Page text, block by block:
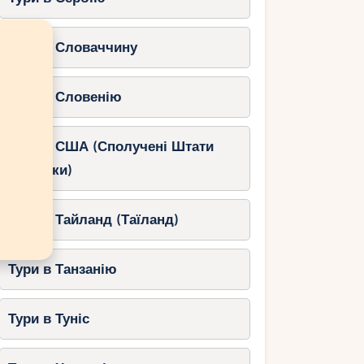
Тури в Словаччину
Тури в Словенію
Тури в США (Сполучені Штати
Америки)
Тури в Тайланд (Таїланд)
Тури в Танзанію
Тури в Туніс